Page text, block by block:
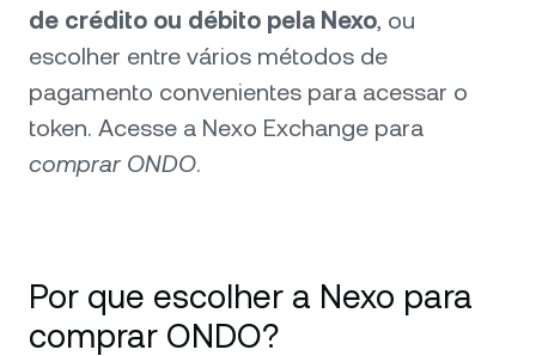
de crédito ou débito pela Nexo, ou
escolher entre vários métodos de
pagamento convenientes para acessar o
token. Acesse a Nexo Exchange para
comprar ONDO.
Por que escolher a Nexo para
comprar ONDO?